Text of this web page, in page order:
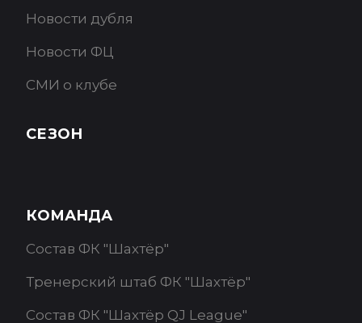
Новости дубля
Новости ФЦ
СМИ о клубе
СЕЗОН
КОМАНДА
Состав ФК "Шахтёр"
Тренерский штаб ФК "Шахтёр"
Состав ФК "Шахтёр QJ League"